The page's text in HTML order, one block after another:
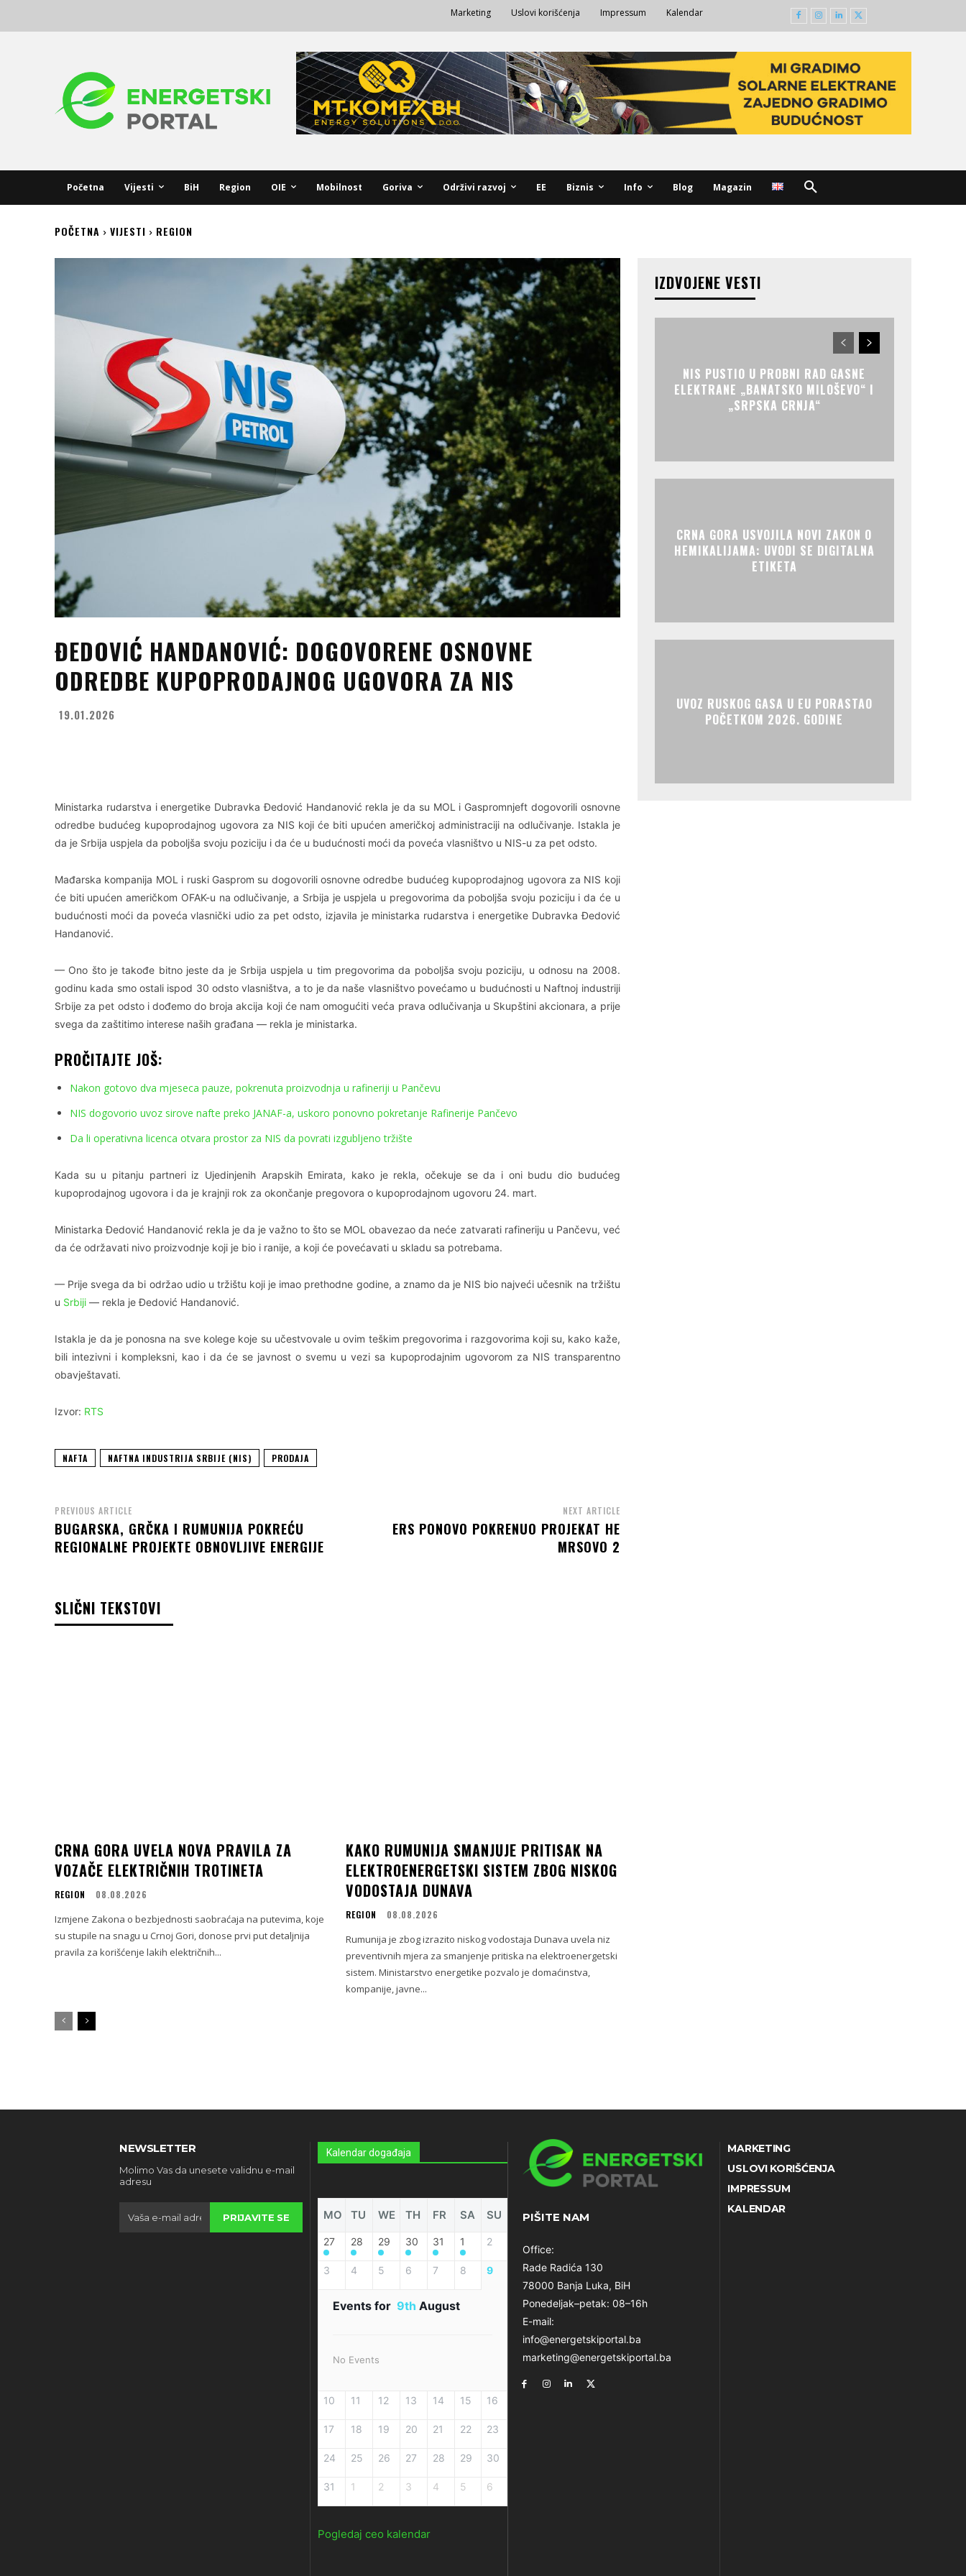
Marketing Uslovi korišćenja Impressum Kalendar
Početna Vijesti BiH Region OIE Mobilnost Goriva Održivi razvoj EE Biznis Info Blog Magazin
POČETNA VIJESTI REGION
ĐEDOVIĆ HANDANOVIĆ: DOGOVORENE OSNOVNE
ODREDBE KUPOPRODAJNOG UGOVORA ZA NIS
19.01.2026
Ministarka rudarstva i energetike Dubravka Đedović Handanović rekla je da su MOL i Gaspromnjeft dogovorili osnovne
odredbe budućeg kupoprodajnog ugovora za NIS koji će biti upućen američkoj administraciji na odlučivanje. Istakla je
da je Srbija uspjela da poboljša svoju poziciju i da će u budućnosti moći da poveća vlasništvo u NIS-u za pet odsto.
Mađarska kompanija MOL i ruski Gasprom su dogovorili osnovne odredbe budućeg kupoprodajnog ugovora za NIS koji
će biti upućen američkom OFAK-u na odlučivanje, a Srbija je uspjela u pregovorima da poboljša svoju poziciju i da će u
budućnosti moći da poveća vlasnički udio za pet odsto, izjavila je ministarka rudarstva i energetike Dubravka Đedović
Handanović.
— Ono što je takođe bitno jeste da je Srbija uspjela u tim pregovorima da poboljša svoju poziciju, u odnosu na 2008.
godinu kada smo ostali ispod 30 odsto vlasništva, a to je da naše vlasništvo povećamo u budućnosti u Naftnoj industriji
Srbije za pet odsto i dođemo do broja akcija koji će nam omogućiti veća prava odlučivanja u Skupštini akcionara, a prije
svega da zaštitimo interese naših građana — rekla je ministarka.
PROČITAJTE JOŠ:
Nakon gotovo dva mjeseca pauze, pokrenuta proizvodnja u rafineriji u Pančevu
NIS dogovorio uvoz sirove nafte preko JANAF-a, uskoro ponovno pokretanje Rafinerije Pančevo
Da li operativna licenca otvara prostor za NIS da povrati izgubljeno tržište
Kada su u pitanju partneri iz Ujedinjenih Arapskih Emirata, kako je rekla, očekuje se da i oni budu dio budućeg
kupoprodajnog ugovora i da je krajnji rok za okončanje pregovora o kupoprodajnom ugovoru 24. mart.
Ministarka Đedović Handanović rekla je da je važno to što se MOL obavezao da neće zatvarati rafineriju u Pančevu, već
da će održavati nivo proizvodnje koji je bio i ranije, a koji će povećavati u skladu sa potrebama.
— Prije svega da bi održao udio u tržištu koji je imao prethodne godine, a znamo da je NIS bio najveći učesnik na tržištu
u Srbiji — rekla je Đedović Handanović.
Istakla je da je ponosna na sve kolege koje su učestvovale u ovim teškim pregovorima i razgovorima koji su, kako kaže,
bili intezivni i kompleksni, kao i da će se javnost o svemu u vezi sa kupoprodajnim ugovorom za NIS transparentno
obavještavati.
Izvor: RTS
NAFTA NAFTNA INDUSTRIJA SRBIJE (NIS) PRODAJA
PREVIOUS ARTICLE
BUGARSKA, GRČKA I RUMUNIJA POKREĆU
REGIONALNE PROJEKTE OBNOVLJIVE ENERGIJE
NEXT ARTICLE
ERS PONOVO POKRENUO PROJEKAT HE
MRSOVO 2
SLIČNI TEKSTOVI
CRNA GORA UVELA NOVA PRAVILA ZA
VOZAČE ELEKTRIČNIH TROTINETA
REGION 08.08.2026
Izmjene Zakona o bezbjednosti saobraćaja na putevima, koje
su stupile na snagu u Crnoj Gori, donose prvi put detaljnija
pravila za korišćenje lakih električnih...
KAKO RUMUNIJA SMANJUJE PRITISAK NA
ELEKTROENERGETSKI SISTEM ZBOG NISKOG
VODOSTAJA DUNAVA
REGION 08.08.2026
Rumunija je zbog izrazito niskog vodostaja Dunava uvela niz
preventivnih mjera za smanjenje pritiska na elektroenergetski
sistem. Ministarstvo energetike pozvalo je domaćinstva,
kompanije, javne...
IZDVOJENE VESTI
NIS PUSTIO U PROBNI RAD GASNE
ELEKTRANE „BANATSKO MILOŠEVO“ I
„SRPSKA CRNJA“
CRNA GORA USVOJILA NOVI ZAKON O
HEMIKALIJAMA: UVODI SE DIGITALNA
ETIKETA
UVOZ RUSKOG GASA U EU PORASTAO
POČETKOM 2026. GODINE
NEWSLETTER
Molimo Vas da unesete validnu e-mail
adresu
PRIJAVITE SE
Kalendar događaja
MO TU WE TH FR SA SU
27 28 29 30 31 1 2
3 4 5 6 7 8 9
Events for 9th August
No Events
10 11 12 13 14 15 16
17 18 19 20 21 22 23
24 25 26 27 28 29 30
31 1 2 3 4 5 6
Pogledaj ceo kalendar
PIŠITE NAM
Office:
Rade Radića 130
78000 Banja Luka, BiH
Ponedeljak–petak: 08–16h
E-mail:
info@energetskiportal.ba
marketing@energetskiportal.ba
MARKETING
USLOVI KORIŠĆENJA
IMPRESSUM
KALENDAR